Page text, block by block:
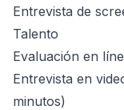
Entrevista de
Talento
Evaluación en
Entrevista en
minutos)